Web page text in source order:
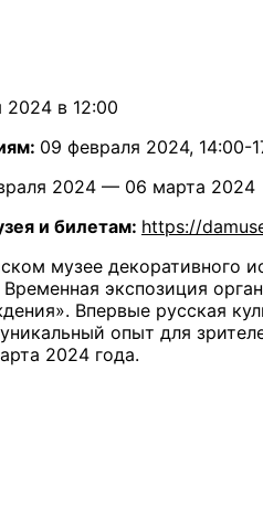
2024 в 12:00
09 февраля 2024, 14:00-
2024 — 06 марта 2024
и билетам: https://
музее декоративного
Временная экспозиция
Впервые русская
опыт для
2024 года.